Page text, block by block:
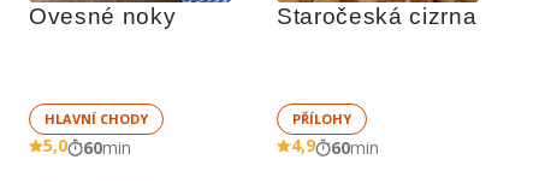
Ovesné noky
HLAVNÍ CHODY
5,0 60min
Staročeská cizrna
PŘÍLOHY
4,9 60min